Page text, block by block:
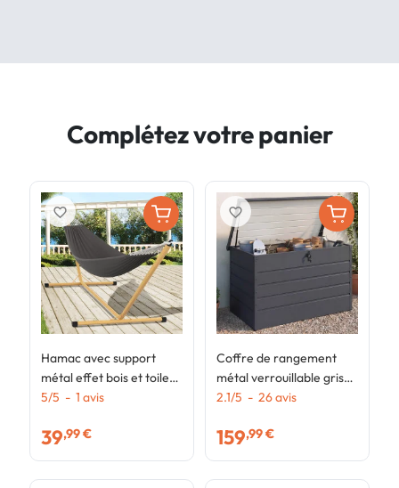
Complétez votre panier
Hamac avec support
métal effet bois et toile
gris anthracite
5/5 - 1 avis
39,99 €
favorite_border
Coffre de rangement
métal verrouillable gris
anthracite pour jardin
2.1/5 - 26avis
159,99 €
favorite_border